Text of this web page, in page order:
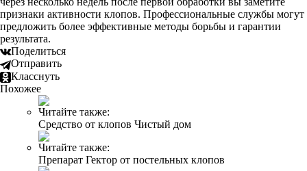
признаки активности клопов. Профессиональные службы могут
предложить более эффективные методы борьбы и гарантии
результата.
Поделиться
Отправить
Класснуть
Похожее
Читайте также:
Средство от клопов Чистый дом
Читайте также:
Препарат Гектор от постельных клопов